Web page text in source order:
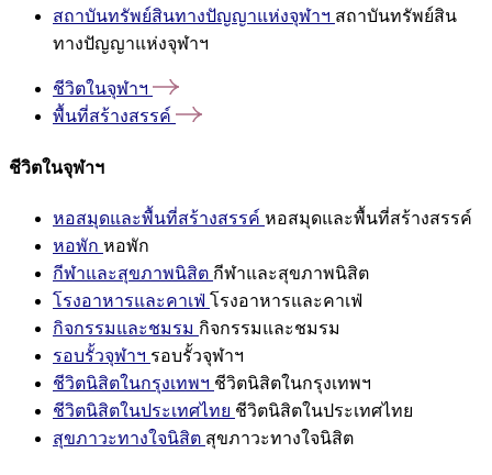
สถาบันทรัพย์สินทางปัญญาแห่งจุฬาฯ สถาบันทรัพย์สิน
ทางปัญญาแห่งจุฬาฯ
ชีวิตในจุฬาฯ
พื้นที่สร้างสรรค์
ชีวิตในจุฬาฯ
หอสมุดและพื้นที่สร้างสรรค์ หอสมุดและพื้นที่สร้างสรรค์
หอพัก หอพัก
กีฬาและสุขภาพนิสิต กีฬาและสุขภาพนิสิต
โรงอาหารและคาเฟ่ โรงอาหารและคาเฟ่
กิจกรรมและชมรม กิจกรรมและชมรม
รอบรั้วจุฬาฯ รอบรั้วจุฬาฯ
ชีวิตนิสิตในกรุงเทพฯ ชีวิตนิสิตในกรุงเทพฯ
ชีวิตนิสิตในประเทศไทย ชีวิตนิสิตในประเทศไทย
สุขภาวะทางใจนิสิต สุขภาวะทางใจนิสิต